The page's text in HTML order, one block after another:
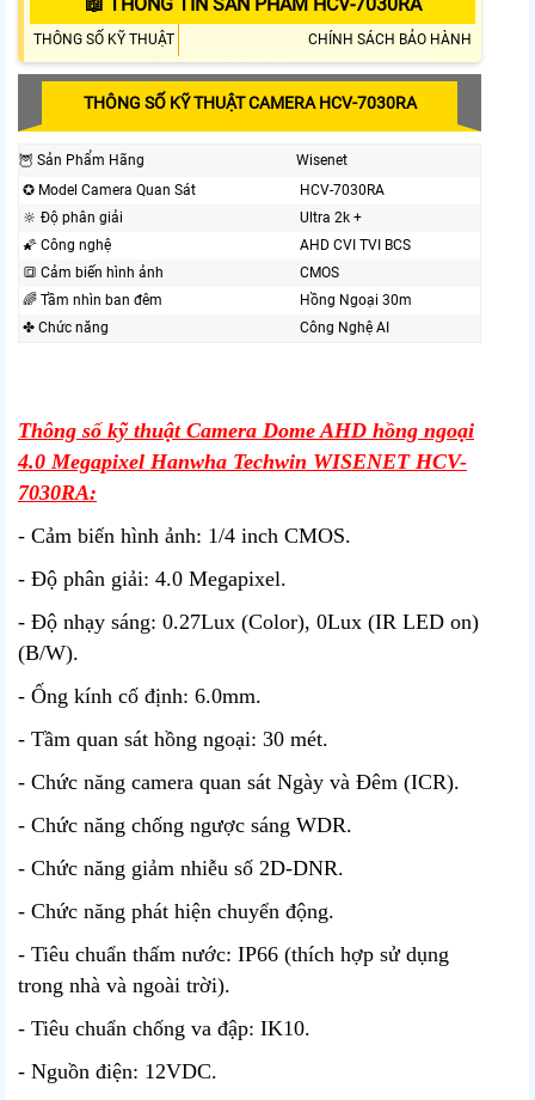
THÔNG SỐ KỸ THUẬT CHÍNH SÁCH BẢO HÀNH
THÔNG SỐ KỸ THUẬT CAMERA HCV-7030RA
🦉 Sản Phẩm Hãng
Wisenet
✪ Model Camera Quan Sát
HCV-7030RA
🔆 Độ phân giải
Ultra 2k +
🌠 Công nghệ
AHD CVI TVI BCS
🔳 Cảm biến hình ảnh
CMOS
🌈 Tầm nhìn ban đêm
Hồng Ngoại 30m
✤ Chức năng
Công Nghệ AI
Thông số kỹ thuật Camera Dome AHD hồng ngoại
4.0 Megapixel Hanwha Techwin WISENET HCV-
7030RA:
- Cảm biến hình ảnh: 1/4 inch CMOS.
- Độ phân giải: 4.0 Megapixel.
- Độ nhạy sáng: 0.27Lux (Color), 0Lux (IR LED on)
(B/W).
- Ống kính cố định: 6.0mm.
- Tầm quan sát hồng ngoại: 30 mét.
- Chức năng camera quan sát Ngày và Đêm (ICR).
- Chức năng chống ngược sáng WDR.
- Chức năng giảm nhiễu số 2D-DNR.
- Chức năng phát hiện chuyển động.
- Tiêu chuẩn thấm nước: IP66 (thích hợp sử dụng
trong nhà và ngoài trời).
- Tiêu chuẩn chống va đập: IK10.
- Nguồn điện: 12VDC.